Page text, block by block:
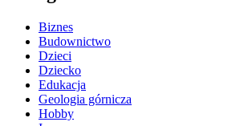
Biznes
Budownictwo
Dzieci
Dziecko
Edukacja
Geologia górnicza
Hobby